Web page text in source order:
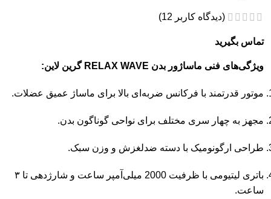
(دیدگاه کاربر 12
)
تماس بگیرید
ویژگی‌های فنی ماساژور بدن RELAX WAVE گرین لاین:
موتور قدرتمند با فرکانس ضربه‌ای بالا برای ماساژ عمیق عضلات.
مجهز به چهار سری مختلف برای نواحی گوناگون بدن.
طراحی ارگونومیک با دسته ضدلغزش و وزن سبک.
باتری لیتیومی با ظرفیت 2000 میلی‌آمپر ساعت و شارژدهی تا ۳
ساعت.